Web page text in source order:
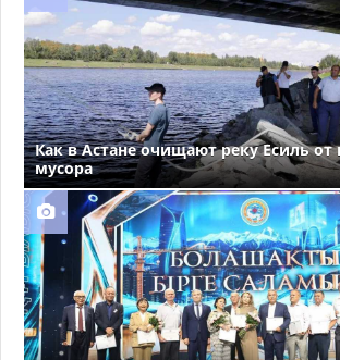
Как в Астане очищают реку Есиль от
мусора